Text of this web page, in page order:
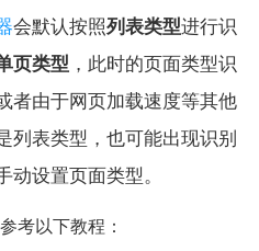
会默认按照列表类型进行识
页类型 ，此时的页面类型识
者由于网页加载速度等其他
列表类型，也可能出现识别
动设置页面类型。
考以下教程：